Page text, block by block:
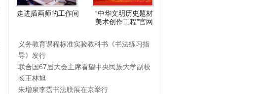
走进插画师的工作间
“中华文明历史题材
美术创作工程”官网
义务教育课程标准实验教科书《书法练习指
导》发行
联合国67届大会主席看望中央民族大学副校
长王林旭
朱增泉李霑书法联展在京举行